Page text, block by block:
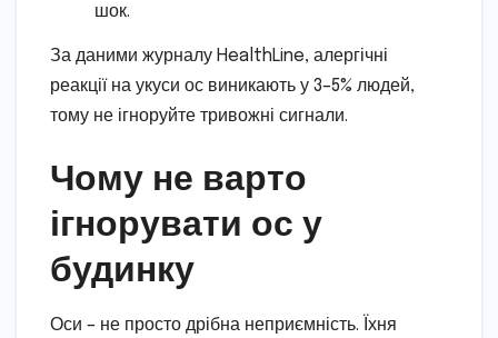
шок.
За даними журналу HealthLine, алергічні
реакції на укуси ос виникають у 3–5% людей,
тому не ігноруйте тривожні сигнали.
Чому не варто
ігнорувати ос у
будинку
Оси – не просто дрібна неприємність. Їхня